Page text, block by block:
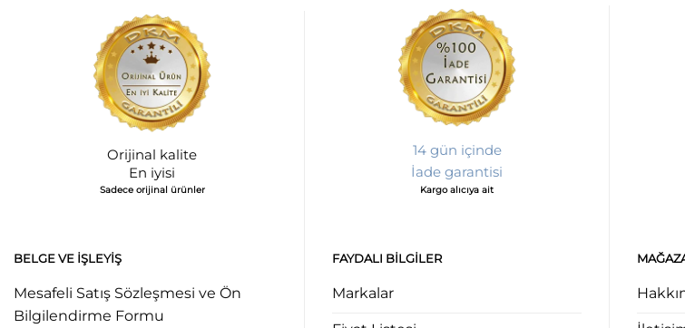
Orijinal kalite
En iyisi
Sadece orijinal ürünler
14 gün içinde
İade garantisi
Kargo alıcıya ait
BELGE VE İŞLEYIŞ
Mesafeli Satış Sözleşmesi ve Ön
Bilgilendirme Formu
FAYDALI BILGILER
Markalar